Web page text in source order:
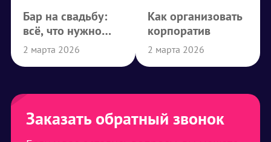
Бар на свадьбу:
всё, что нужно
знать
2 марта 2026
Как организовать
корпоратив
2 марта 2026
Заказать обратный звонок